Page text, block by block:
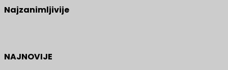
Najzanimljivije
NAJNOVIJE